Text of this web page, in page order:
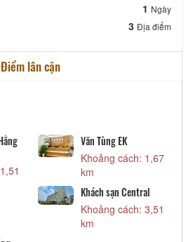
1 Ngày
3 Địa điểm
Điểm lân cận
KS Thành Nam
Khoảng cách: 7,75